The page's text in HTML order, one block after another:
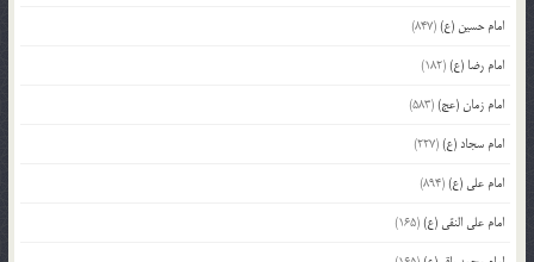
امام حسین (ع)(847)
امام رضا (ع)(182)
امام زمان (عج)(583)
امام سجاد (ع)(227)
امام علی (ع)(894)
امام علی النقی (ع)(165)